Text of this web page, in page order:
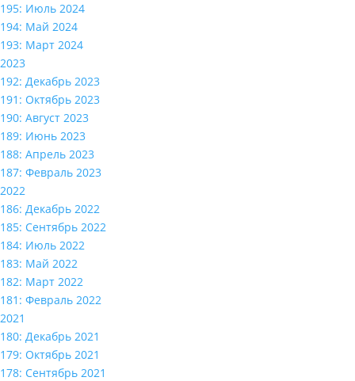
195: Июль 2024
194: Май 2024
193: Март 2024
2023
192: Декабрь 2023
191: Октябрь 2023
190: Август 2023
189: Июнь 2023
188: Апрель 2023
187: Февраль 2023
2022
186: Декабрь 2022
185: Сентябрь 2022
184: Июль 2022
183: Май 2022
182: Март 2022
181: Февраль 2022
2021
180: Декабрь 2021
179: Октябрь 2021
178: Сентябрь 2021